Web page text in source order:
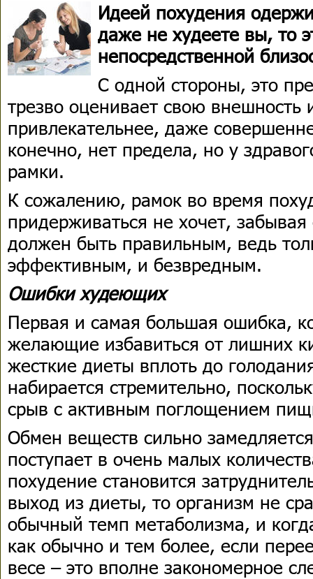
Идеей похудения
даже не худеете вы, то
непосредственной
С одной стороны, это
трезво оценивает свою внешность
привлекательнее, даже
конечно, нет предела, но у
рамки.
К сожалению, рамок во время
придерживаться не хочет,
должен быть правильным, ведь
эффективным, и безвредным.
Ошибки худеющих
Первая и самая большая ошибка,
желающие избавиться от лишних
жесткие диеты вплоть до
набирается стремительно,
срыв с активным поглощением
Обмен веществ сильно
поступает в очень малых
похудение становится
выход из диеты, то организм не
обычный темп метаболизма, и
как обычно и тем более, если
весе – это вполне закономерное